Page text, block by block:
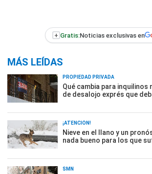
+ Gratis:Noticias exclusivas en
MÁS LEÍDAS
PROPIEDAD PRIVADA
Qué cambia para
de desalojo exprés que
¡ATENCIÓN!
Nieve en el llano y un
nada bueno para los que
SMN